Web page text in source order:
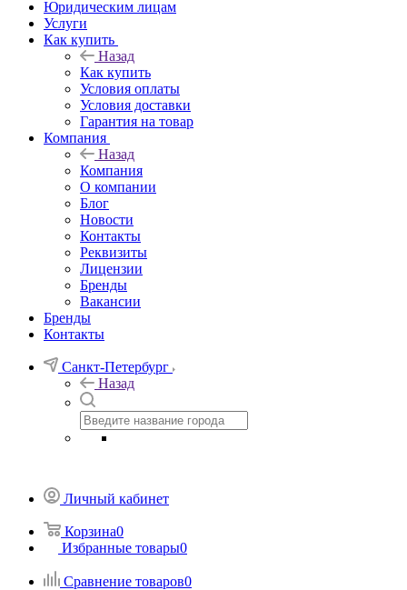
Юридическим лицам
Услуги
Как купить
Назад
Как купить
Условия оплаты
Условия доставки
Гарантия на товар
Компания
Назад
Компания
О компании
Блог
Новости
Контакты
Реквизиты
Лицензии
Бренды
Вакансии
Бренды
Контакты
Санкт-Петербург
Назад
Личный кабинет
Корзина0
Избранные товары0
Сравнение товаров0